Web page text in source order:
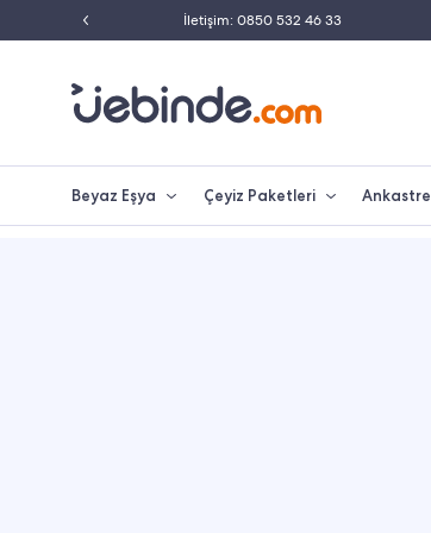
İletişim: 0850 532 46 33
Beyaz Eşya Çeyiz Paketleri Ankastre